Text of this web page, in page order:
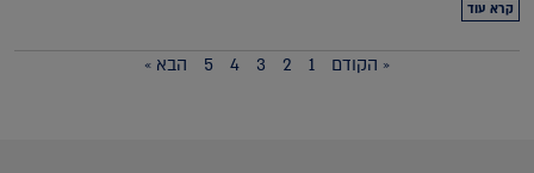
קרא עוד
« הקודם 1
2
3
4
5 הבא »